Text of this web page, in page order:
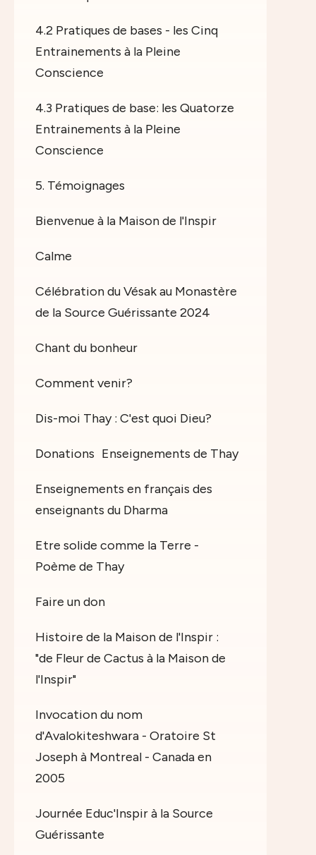
4.2 Pratiques de bases - les Cinq
Entrainements à la Pleine
Conscience
4.3 Pratiques de base: les Quatorze
Entrainements à la Pleine
Conscience
5. Témoignages
Bienvenue à la Maison de l'Inspir
Calme
Célébration du Vésak au Monastère
de la Source Guérissante 2024
Chant du bonheur
Comment venir?
Dis-moi Thay : C'est quoi Dieu?
Donations Enseignements de Thay
Enseignements en français des
enseignants du Dharma
Etre solide comme la Terre -
Poème de Thay
Faire un don
Histoire de la Maison de l'Inspir :
"de Fleur de Cactus à la Maison de
l'Inspir"
Invocation du nom
d'Avalokiteshwara - Oratoire St
Joseph à Montreal - Canada en
2005
Journée Educ'Inspir à la Source
Guérissante